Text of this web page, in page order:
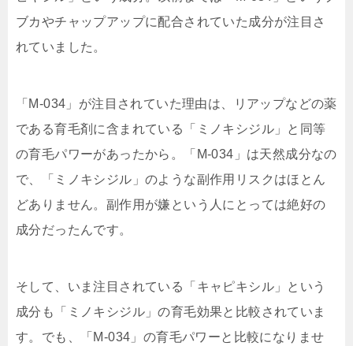
ブカやチャップアップに配合されていた成分が注目さ
れていました。
「M-034」が注目されていた理由は、リアップなどの薬
である育毛剤に含まれている「ミノキシジル」と同等
の育毛パワーがあったから。「M-034」は天然成分なの
で、「ミノキシジル」のような副作用リスクはほとん
どありません。副作用が嫌という人にとっては絶好の
成分だったんです。
そして、いま注目されている「キャピキシル」という
成分も「ミノキシジル」の育毛効果と比較されていま
す。でも、「M-034」の育毛パワーと比較になりませ